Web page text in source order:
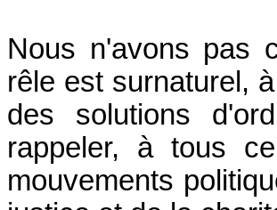
Nous n'avons pas
rêle est surnaturel,
des solutions
rappeler, à tous
mouvements